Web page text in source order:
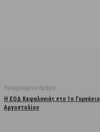
Προηγούμενο άρθρο
Η ΕΟΔ Κεφαλονιάς στο 1ο Γυμνάσιο
Αργοστολίου